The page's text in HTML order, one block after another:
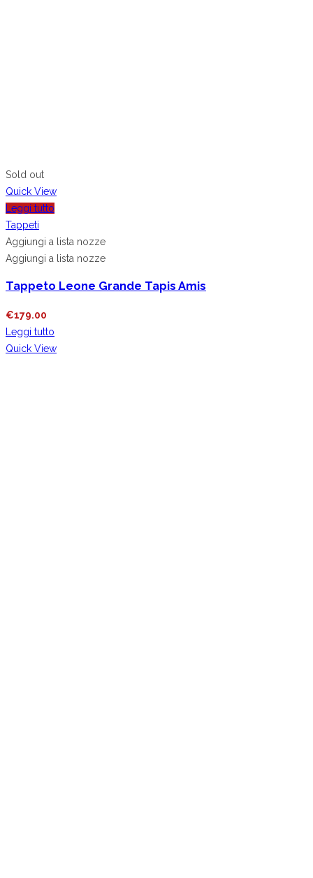
Sold out
Quick View
Leggi tutto
Tappeti
Aggiungi a lista nozze
Aggiungi a lista nozze
Tappeto Leone Grande Tapis Amis
€179.00
Leggi tutto
Quick View